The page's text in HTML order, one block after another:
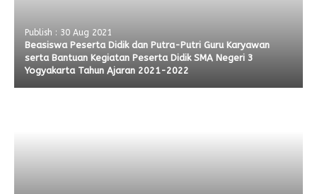
Publish : 30 Aug 2021
Beasiswa Peserta Didik dan Putra-Putri Guru Karyawan
serta Bantuan Kegiatan Peserta Didik SMA Negeri 3
Yogyakarta Tahun Ajaran 2021-2022